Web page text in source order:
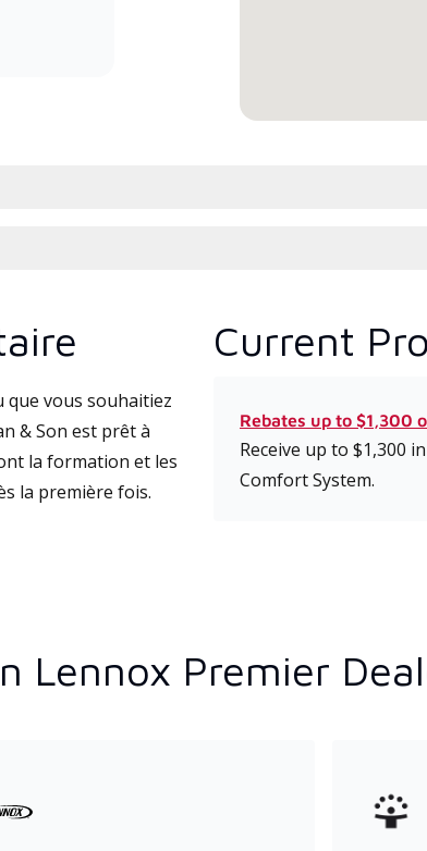
que vous souhaitiez
& Son est prêt à
la formation et les
la première fois.
Current
Rebates up to $1,300
Receive up to $1,300
Comfort System.
Lennox Premier